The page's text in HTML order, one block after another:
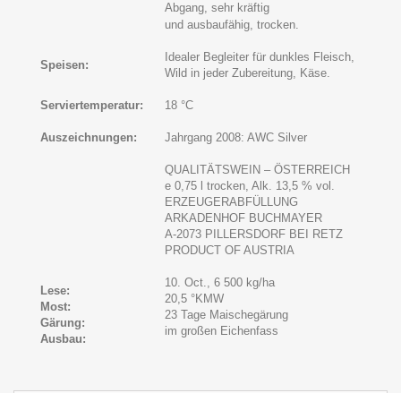
Abgang, sehr kräftig
und ausbaufähig, trocken.
Speisen:
Idealer Begleiter für dunkles Fleisch,
Wild in jeder Zubereitung, Käse.
Serviertemperatur: 18 °C
Auszeichnungen: Jahrgang 2008: AWC Silver
QUALITÄTSWEIN – ÖSTERREICH
e 0,75 l trocken, Alk. 13,5 % vol.
ERZEUGERABFÜLLUNG
ARKADENHOF BUCHMAYER
A-2073 PILLERSDORF BEI RETZ
PRODUCT OF AUSTRIA
Lese:
Most:
Gärung:
Ausbau:
10. Oct., 6 500 kg/ha
20,5 °KMW
23 Tage Maischegärung
im großen Eichenfass